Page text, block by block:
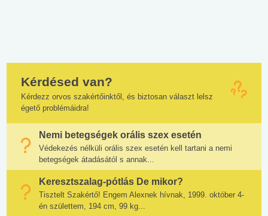
Kérdésed van?
Kérdezz orvos szakértőinktől, és biztosan választ lelsz
égető problémáidra!
Nemi betegségek orális szex esetén
Védekezés nélküli orális szex esetén kell tartani a nemi
betegségek átadásától s annak...
Keresztszalag-pótlás De mikor?
Tisztelt Szakértő! Engem Alexnek hívnak, 1999. október 4-
én születtem, 194 cm, 99 kg...